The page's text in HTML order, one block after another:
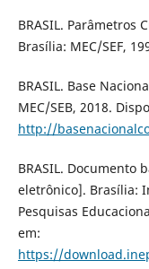
BRASIL. Parâmetros
Brasília: MEC/SEF,
BRASIL. Base
MEC/SEB, 2018.
http://
BRASIL. Documento
eletrônico]. Brasília:
Pesquisas
em:
https://